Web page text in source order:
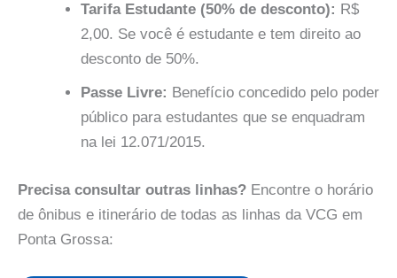
Tarifa Estudante (50% de desconto): R$
2,00. Se você é estudante e tem direito ao
desconto de 50%.
Passe Livre: Benefício concedido pelo poder
público para estudantes que se enquadram
na lei 12.071/2015.
Precisa consultar outras linhas? Encontre o horário
de ônibus e itinerário de todas as linhas da VCG em
Ponta Grossa: